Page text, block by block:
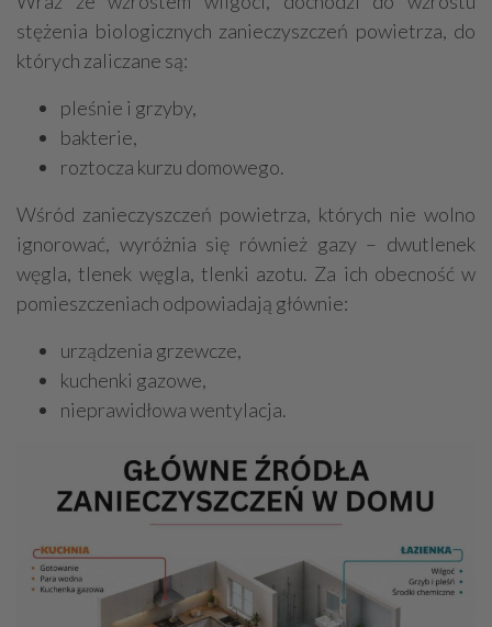
stężenia biologicznych zanieczyszczeń powietrza, do
których zaliczane są:
pleśnie i grzyby,
bakterie,
roztocza kurzu domowego.
Wśród zanieczyszczeń powietrza, których nie wolno
ignorować, wyróżnia się również gazy – dwutlenek
węgla, tlenek węgla, tlenki azotu. Za ich obecność w
pomieszczeniach odpowiadają głównie:
urządzenia grzewcze,
kuchenki gazowe,
nieprawidłowa wentylacja.